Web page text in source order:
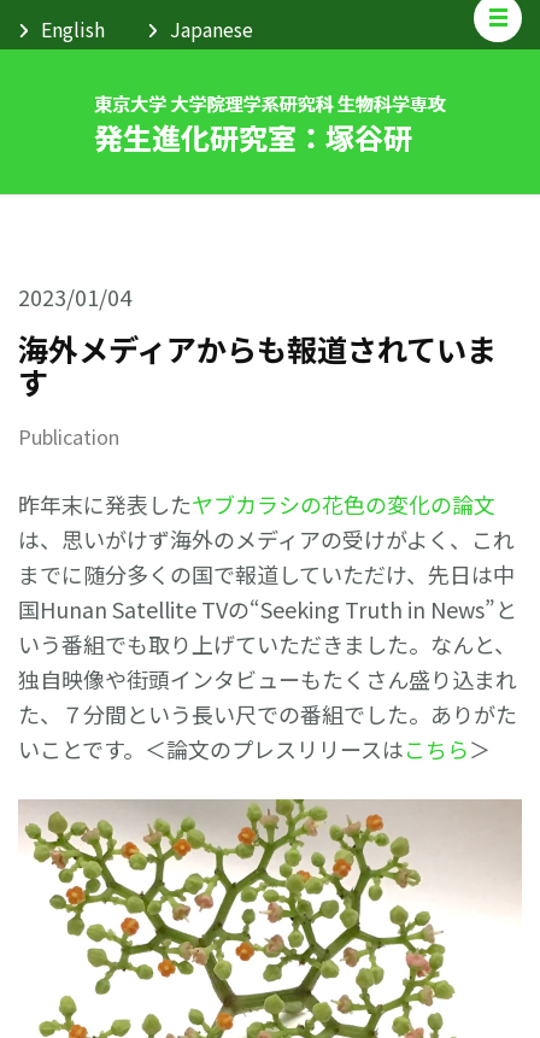
2023/01/04
海外メディアからも報道されていま
す
Publication
昨年末に発表したヤブカラシの花色の変化の論文
は、思いがけず海外のメディアの受けがよく、これ
までに随分多くの国で報道していただけ、先日は中
国Hunan Satellite TVの“Seeking Truth in News”と
いう番組でも取り上げていただきました。なんと、
独自映像や街頭インタビューもたくさん盛り込まれ
た、７分間という長い尺での番組でした。ありがた
いことです。＜論文のプレスリリースはこちら＞